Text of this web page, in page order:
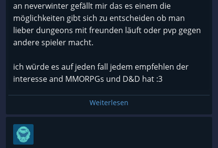
an neverwinter gefällt mir das es einem die
möglichkeiten gibt sich zu entscheiden ob man
lieber dungeons mit freunden läuft oder pvp gegen
andere spieler macht.
ich würde es auf jeden fall jedem empfehlen der
interesse and MMORPGs und D&D hat :3
Weiterlesen